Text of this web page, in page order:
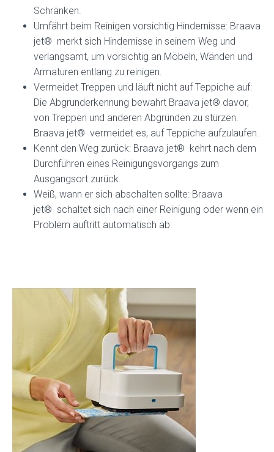
Schränken.
Umfährt beim Reinigen vorsichtig Hindernisse: Braava
jet® merkt sich Hindernisse in seinem Weg und
verlangsamt, um vorsichtig an Möbeln, Wänden und
Armaturen entlang zu reinigen.
Vermeidet Treppen und läuft nicht auf Teppiche auf:
Die Abgrunderkennung bewahrt Braava jet® davor,
von Treppen und anderen Abgründen zu stürzen.
Braava jet® vermeidet es, auf Teppiche aufzulaufen.
Kennt den Weg zurück: Braava jet® kehrt nach dem
Durchführen eines Reinigungsvorgangs zum
Ausgangsort zurück.
Weiß, wann er sich abschalten sollte: Braava
jet® schaltet sich nach einer Reinigung oder wenn ein
Problem auftritt automatisch ab.